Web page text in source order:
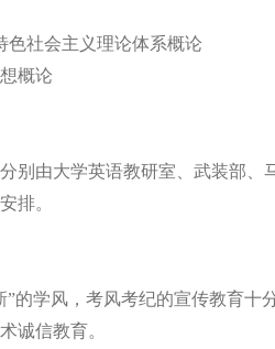
色社会主义理论体系概论
概论
别由大学英语教研室、武装部
排。
”的学风，考风考纪的宣传教育
诚信教育。